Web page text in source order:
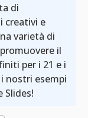
di
creativi e
varietà di
il
per i 21 e i
nostri esempi
Slides!